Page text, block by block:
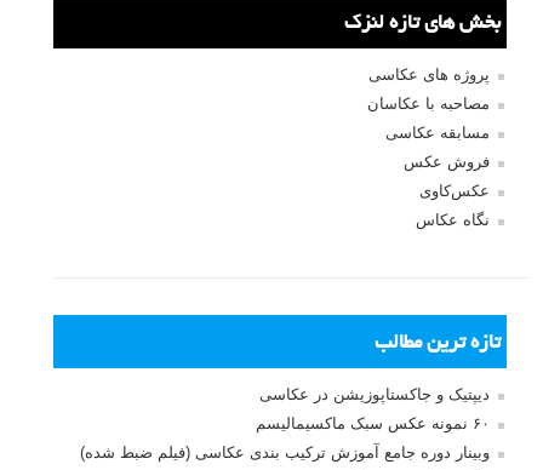
بخش های تازه لنزک
پروژه های عکاسی
مصاحبه با عکاسان
مسابقه عکاسی
فروش عکس
عکس‌کاوی
نگاه عکاس
تازه ترین مطالب
دیپتیک و جاکستا‌پوزیشن در عکاسی
۶۰ نمونه عکس سبک ماکسیمالیسم
وبینار دوره جامع آموزش ترکیب بندی عکاسی (فیلم ضبط شده)